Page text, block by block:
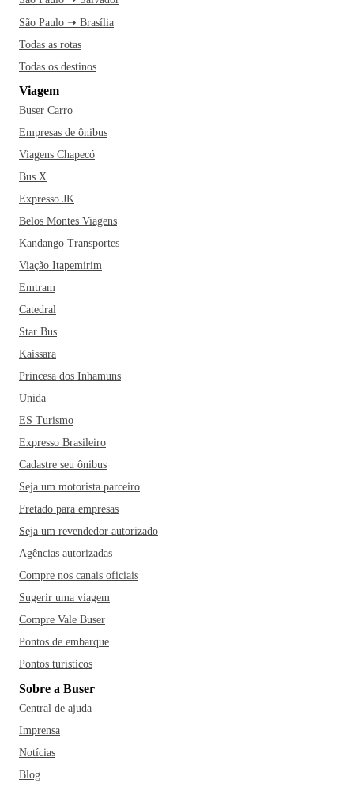
São Paulo ➝ Brasília
Todas as rotas
Todas os destinos
Viagem
Buser Carro
Empresas de ônibus
Viagens Chapecó
Bus X
Expresso JK
Belos Montes Viagens
Kandango Transportes
Viação Itapemirim
Emtram
Catedral
Star Bus
Kaissara
Princesa dos Inhamuns
Unida
ES Turismo
Expresso Brasileiro
Cadastre seu ônibus
Seja um motorista parceiro
Fretado para empresas
Seja um revendedor autorizado
Agências autorizadas
Compre nos canais oficiais
Sugerir uma viagem
Compre Vale Buser
Pontos de embarque
Pontos turísticos
Sobre a Buser
Central de ajuda
Imprensa
Notícias
Blog